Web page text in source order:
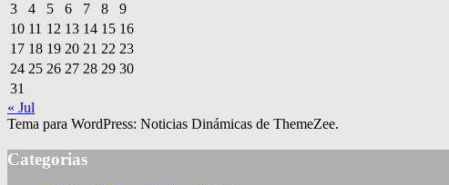
3
4 5 6 7 8
9
10 11 12 13 14 15 16
17 18 19 20 21 22 23
24 25 26 27 28 29 30
31
« Jul
Tema para WordPress: Noticias Dinámicas de ThemeZee.
Categorias